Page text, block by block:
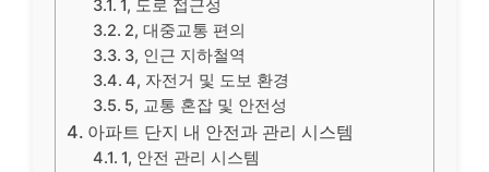
1, 도로 접근성
2, 대중교통 편의
3, 인근 지하철역
4, 자전거 및 도보 환경
5, 교통 혼잡 및 안전성
아파트 단지 내 안전과 관리 시스템
1, 안전 관리 시스템